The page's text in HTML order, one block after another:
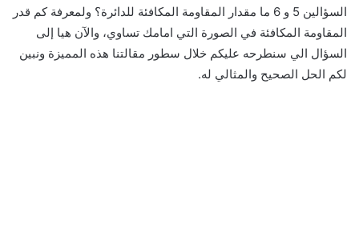
السؤالين 5 و 6 ما مقدار المقاومة المكافئة للدائرة؟ ولمعرفة كم قدر
المقاومة المكافئة في الصورة التي امامك تساوي، والآن هيا إلى
السؤال الي سنطرحه عليكم خلال سطور مقالتنا هذه المميزة ونبين
لكم الحل الصحيح والمثالي له.